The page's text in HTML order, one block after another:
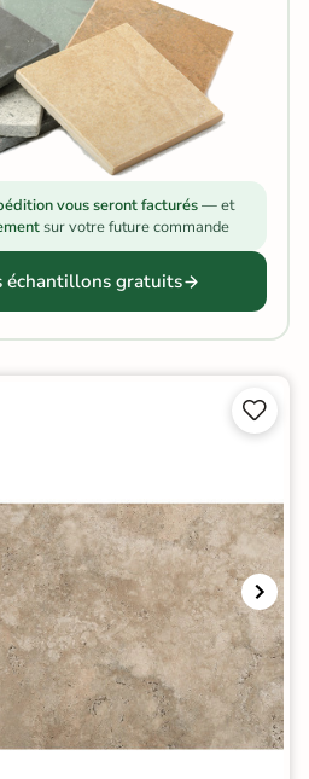
vous seront facturés— et
sur votre future commande
échantillons gratuits

